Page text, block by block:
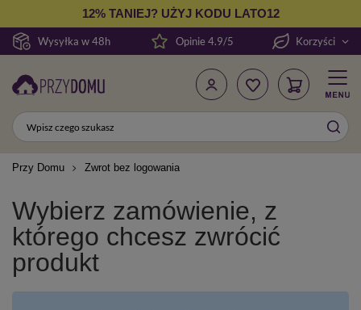
Wysyłka w 48h
12% TANIEJ? UŻYJ KODU LATO12
Opinie 4.9/5 Korzyści
Przy Domu Zwrot bez logowania
Wybierz zamówienie, z
którego chcesz zwrócić
produkt